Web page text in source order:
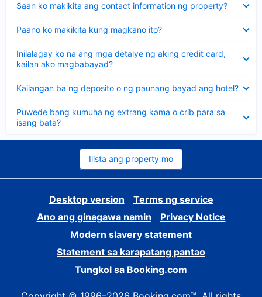
Saan ko makikita ang contact information ng property?
ang
Paano ko makikita kung magkano ito?
ang
Inilalagay ko na ang mga detalye ng aking credit card,
kailan ako magbabayad?
ang
sagot
Kailangan ba ng deposito o ng paunang bayad ang hotel?
ang
Puwede bang kumuha ng extrang kama o crib para sa
isang bata?
ang
sagot
Ilista ang property mo
Desktop version
Terms ng service
Ano ang ginagawa namin
Privacy Notice
Modern slavery statement
Statement sa karapatang pantao
Tungkol sa Booking.com